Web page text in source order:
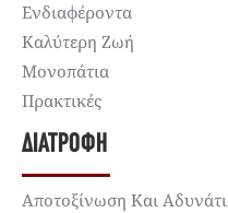
Ενδιαφέροντα
Καλύτερη Ζωή
Μονοπάτια
Πρακτικές
ΔΙΑΤΡΟΦΉ
Αποτοξίνωση Και